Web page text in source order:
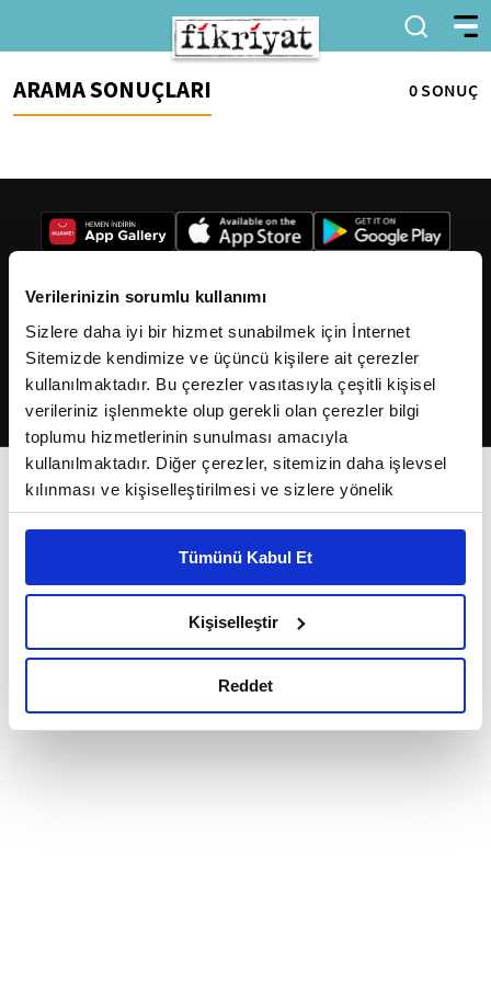
Verilerinizin sorumlu kullanımı
Sizlere daha iyi bir hizmet sunabilmek için İnternet
Sitemizde kendimize ve üçüncü kişilere ait çerezler
kullanılmaktadır. Bu çerezler vasıtasıyla çeşitli kişisel
verileriniz işlenmekte olup gerekli olan çerezler bilgi
toplumu hizmetlerinin sunulması amacıyla
kullanılmaktadır. Diğer çerezler, sitemizin daha işlevsel
kılınması ve kişiselleştirilmesi ve sizlere yönelik
reklam/pazarlama faaliyetlerinin yapılması, amaçlarıyla
Çerezlere ilişkin tercihlerinizi çerez paneli vasıtasıyla
belirleyebilirsiniz. Çerezlere ilişkin detaylı bilgi için
Ayarlar butonuna tıklayabilir,Çerez Bilgilendirme
Metnimizi ziyaret edebilirsiniz.
okumak ve sitemizi ziyaretiniz kapsamında
Tümünü Kabul Et
Kişiselleştir
Reddet
ARAMA SONUÇLARI 0 SONUÇ
2026Fikriyat. Tüm hakları saklıdır.